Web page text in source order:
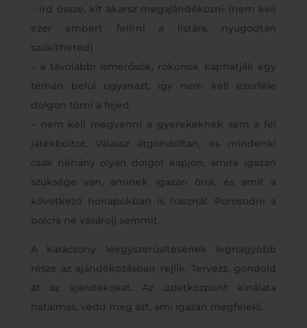
– írd össze, kit akarsz megajándékozni (nem kell
ezer embert felírni a listára, nyugodtan
szűkítheted)
– a távolabbi ismerősök, rokonok kaphatják egy
témán belül ugyanazt, így nem kell ezerféle
dolgon törni a fejed
– nem kell megvenni a gyerekeknek sem a fél
játékboltot. Válassz átgondoltan, és mindenki
csak néhány olyan dolgot kapjon, amire igazán
szüksége van, aminek igazán örül, és amit a
következő hónapokban is használ. Porosodni a
polcra ne vásárolj semmit.
A karácsony leegyszerűsítésének legnagyobb
része az ajándékozásban rejlik. Tervezz, gondold
át az ajándékokat. Az üzletközpont kínálata
hatalmas, vedd meg azt, ami igazán megfelelő.